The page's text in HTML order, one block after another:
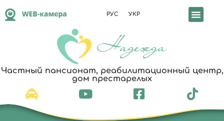
РУС УКР
Частный пансионат, реабилитационный центр,
дом престарелых